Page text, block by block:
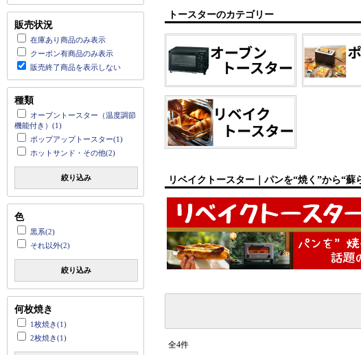
販売状況
在庫あり商品のみ表示
クーポン有商品のみ表示
販売終了商品を表示しない
種類
オーブントースター（温度調節
機能付き）(1)
ポップアップトースター(1)
ホットサンド・その他(2)
絞り込み
色
黒系(2)
それ以外(2)
絞り込み
何枚焼き
1枚焼き(1)
2枚焼き(1)
トースターのカテゴリー
リベイクトースター｜パンを“焼く”から“
全4件